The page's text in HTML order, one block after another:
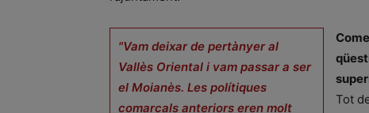
"Vam deixar de pertànyer al
Vallès Oriental i vam passar a ser
el Moianès. Les polítiques
comarcals anteriors eren molt
Tot